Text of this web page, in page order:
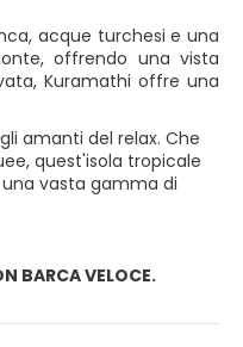
BARCA VELOCE.
amanti del relax. Che
quest'isola tropicale
vasta gamma di
acque turchesi e una
offrendo una vista
Kuramathi offre una